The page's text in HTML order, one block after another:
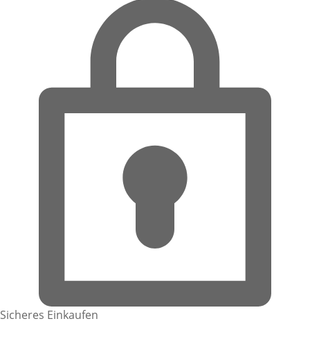
Sicheres Einkaufen